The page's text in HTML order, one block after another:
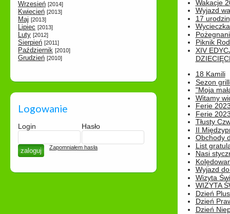
Wrzesień [2014]
Kwiecień [2013]
Maj [2013]
Lipiec [2013]
Luty [2012]
Sierpień [2011]
Październik [2010]
Grudzień [2010]
Logowanie
Login Hasło
Zapomniałem hasła
Wakacje
Wyjazd
17
Piknik
XIV
18 Kamili
Sezon
"Moja
Witamy
Ferie
Ferie
Tłusty
II
Obchody
List
Nasi
Wyjazd
Wizyta
WIZYTA
Dzień
Dzień
Dzień